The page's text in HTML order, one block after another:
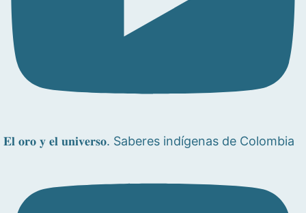
𝐄𝐥 𝐨𝐫𝐨 𝐲 𝐞𝐥 𝐮𝐧𝐢𝐯𝐞𝐫𝐬𝐨. Saberes indígenas de Colombia